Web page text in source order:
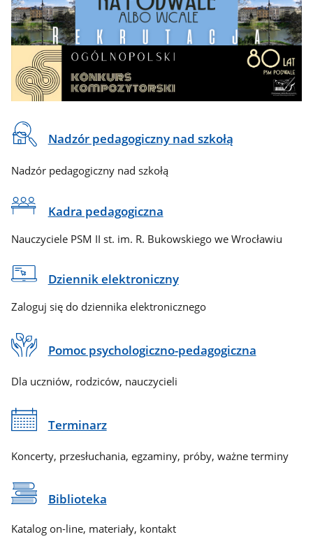
sekcji
Banner
reklamowy
Na
skróty
Nadzór pedagogiczny nad szkołą
Nadzór pedagogiczny nad szkołą
Kadra pedagogiczna
Nauczyciele PSM II st. im. R. Bukowskiego we Wrocławiu
Dziennik elektroniczny
Zaloguj się do dziennika elektronicznego
Pomoc psychologiczno-pedagogiczna
Dla uczniów, rodziców, nauczycieli
Terminarz
Koncerty, przesłuchania, egzaminy, próby, ważne terminy
Biblioteka
Katalog on-line, materiały, kontakt